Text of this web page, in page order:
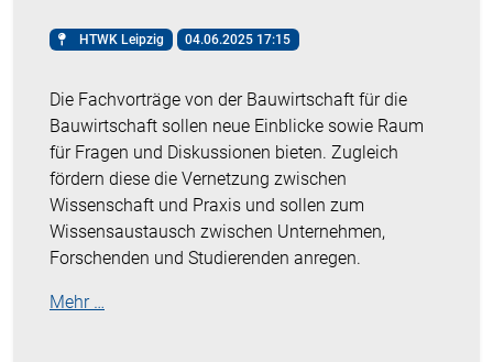
HTWK Leipzig 04.06.2025 17:15
Die Fachvorträge von der Bauwirtschaft für die
Bauwirtschaft sollen neue Einblicke sowie Raum
für Fragen und Diskussionen bieten. Zugleich
fördern diese die Vernetzung zwischen
Wissenschaft und Praxis und sollen zum
Wissensaustausch zwischen Unternehmen,
Forschenden und Studierenden anregen.
Mehr …